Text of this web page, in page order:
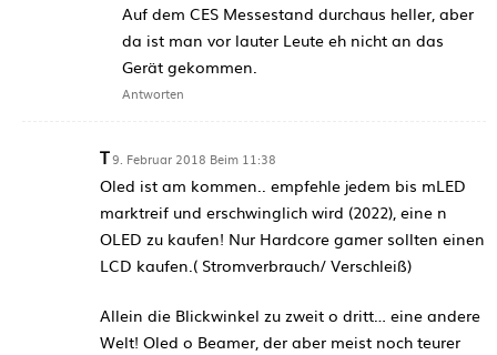
Auf dem CES Messestand durchaus heller, aber
da ist man vor lauter Leute eh nicht an das
Gerät gekommen.
Antworten
T 9. Februar 2018 Beim 11:38
Oled ist am kommen.. empfehle jedem bis mLED
marktreif und erschwinglich wird (2022), eine n
OLED zu kaufen! Nur Hardcore gamer sollten einen
LCD kaufen.( Stromverbrauch/ Verschleiß)
Allein die Blickwinkel zu zweit o dritt… eine andere
Welt! Oled o Beamer, der aber meist noch teurer